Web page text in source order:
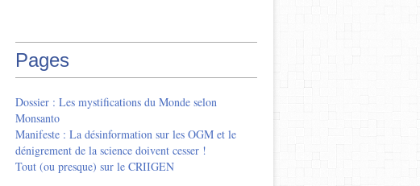
Pages
Dossier : Les mystifications du Monde selon
Monsanto
Manifeste : La désinformation sur les OGM et le
dénigrement de la science doivent cesser !
Tout (ou presque) sur le CRIIGEN